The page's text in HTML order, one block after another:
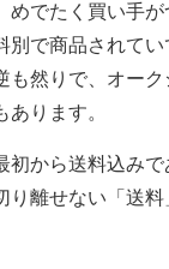
でたく買い手
で商品されて
然りで、オー
ります。
から送料込み
離せない「送